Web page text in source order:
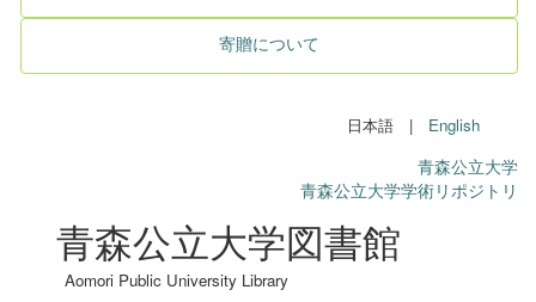
寄贈について
日本語 | English
青森公立大学
青森公立大学学術リポジトリ
青森公立大学図書館
Aomori Public University Library